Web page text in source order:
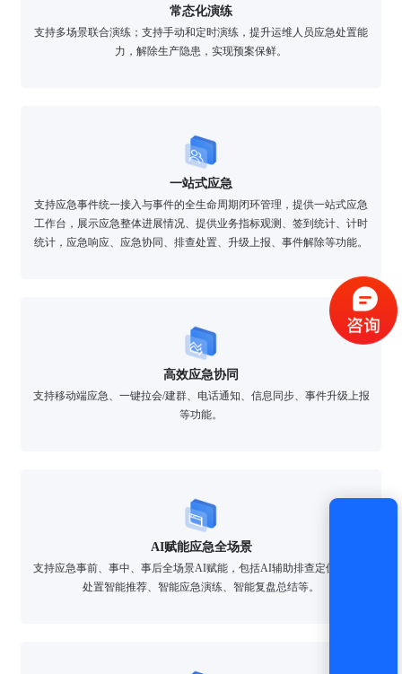
常态化演练
支持多场景联合演练；支持手动和定时演练，提升运维人员应急处置能
力，解除生产隐患，实现预案保鲜。
一站式应急
支持应急事件统一接入与事件的全生命周期闭环管理，提供一站式应急
工作台，展示应急整体进展情况、提供业务指标观测、签到统计、计时
统计，应急响应、应急协同、排查处置、升级上报、事件解除等功能。
高效应急协同
支持移动端应急、一键拉会/建群、电话通知、信息同步、事件升级上报
等功能。
AI赋能应急全场景
支持应急事前、事中、事后全场景AI赋能，包括AI辅助排查定位，故障
处置智能推荐、智能应急演练、智能复盘总结等。
验证码登录 密码登录
获取验证码
登录